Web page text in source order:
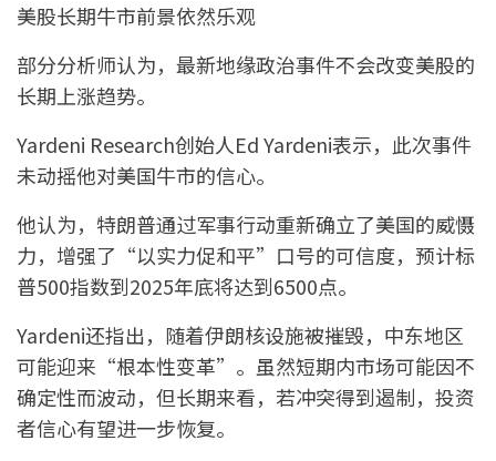
美股长期牛市前景依然乐观
部分分析师认为，最新地缘政治事件不会改变美股的
长期上涨趋势。
Yardeni Research创始人Ed Yardeni表示，此次事件
未动摇他对美国牛市的信心。
他认为，特朗普通过军事行动重新确立了美国的威慑
力，增强了“以实力促和平”口号的可信度，预计标
普500指数到2025年底将达到6500点。
Yardeni还指出，随着伊朗核设施被摧毁，中东地区
可能迎来“根本性变革”。虽然短期内市场可能因不
确定性而波动，但长期来看，若冲突得到遏制，投资
者信心有望进一步恢复。